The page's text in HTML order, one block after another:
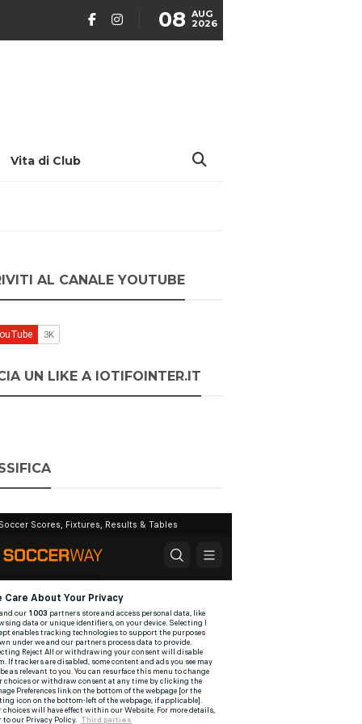
08 AUG
2026
Vita di Club
AL CANALE YOUTUBE
UN LIKE A IOTIFOINTER.IT